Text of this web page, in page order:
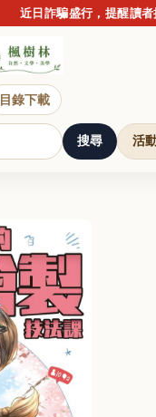
近日詐騙盛行，提醒讀者
目錄下載
搜尋 活